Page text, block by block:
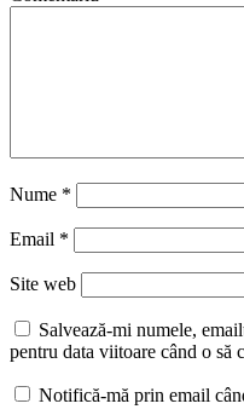
Nume *
Email *
Site web
Salvează-mi numele,
pentru data viitoare când o să
Notifică-mă prin email